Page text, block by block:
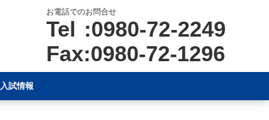
お電話でのお問合せ
Tel :0980-72-2249
Fax:0980-72-1296
入試情報